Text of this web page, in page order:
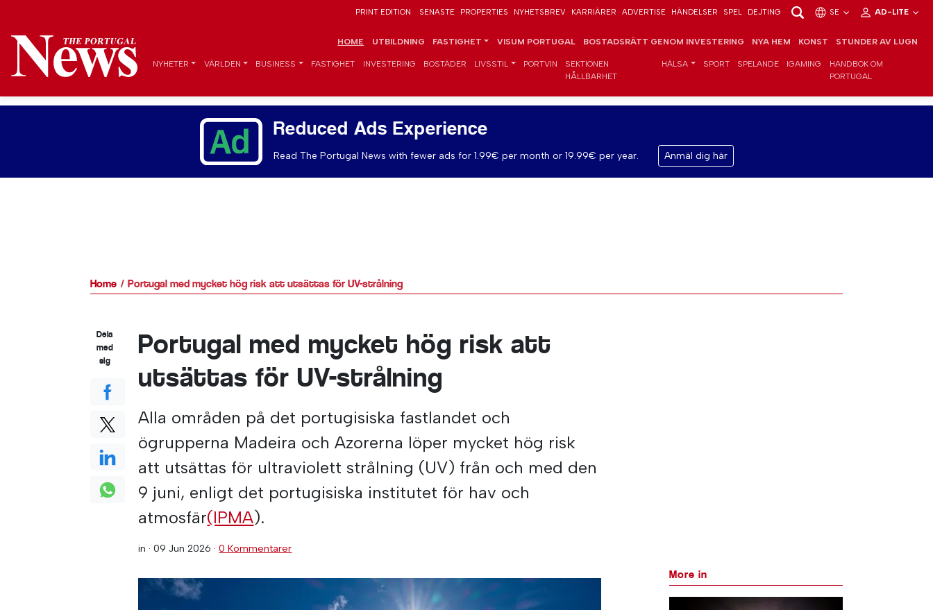
PRINT EDITION SENASTE PROPERTIES NYHETSBREV KARRIÄRER ADVERTISE HÄNDELSER SPEL DEJTING SE AD-LITE
HOME UTBILDNING FASTIGHET VISUM PORTUGAL BOSTADSRÄTT GENOM INVESTERING NYA HEM KONST STUNDER AV LUGN
NYHETER VÄRLDEN BUSINESS FASTIGHET INVESTERING BOSTÄDER LIVSSTIL PORTVIN
SEKTIONEN
HÅLLBARHET
HÄLSA SPORT SPELANDE IGAMING
HANDBOK OM
PORTUGAL
Reduced Ads Experience
Read The Portugal News with fewer ads for 1.99€ per month or 19.99€ per year. Anmäl dig här
Home Portugal med mycket hög risk att utsättas för UV-strålning
Portugal med mycket hög risk att
utsättas för UV-strålning
Alla områden på det portugisiska fastlandet och
ögrupperna Madeira och Azorerna löper mycket hög risk
att utsättas för ultraviolett strålning (UV) från och med den
9 juni, enligt det portugisiska institutet för hav och
atmosfär(IPMA).
in ·09 Jun 2026 ·0 Kommentarer
Dela
med
sig
More in